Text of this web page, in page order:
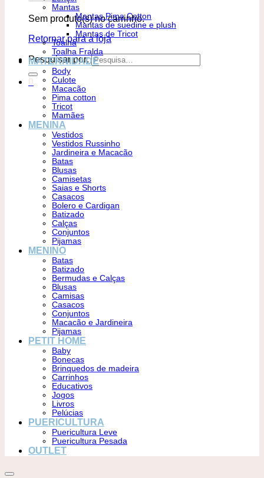
Sem produto(s) no carrinho.
Retornar para a loja
Pesquisar por:
Mantas
Mantas Pima Cotton
Mantas de suedine e plush
Mantas de Tricot
Toalha
Toalha Fralda
MATERNIDADE
Body
Culote
Macacão
Pima cotton
Tricot
Mamães
MENINA
Vestidos
Vestidos Russinho
Jardineira e Macacão
Batas
Blusas
Camisetas
Saias e Shorts
Casacos
Bolero e Cardigan
Batizado
Calças
Conjuntos
Pijamas
MENINO
Batas
Batizado
Bermudas e Calças
Blusas
Camisas
Casacos
Conjuntos
Macacão e Jardineira
Pijamas
PETIT HOME
Baby
Bonecas
Brinquedos de madeira
Carrinhos
Educativos
Jogos
Livros
Pelúcias
PUERICULTURA
Puericultura Leve
Puericultura Pesada
OUTLET